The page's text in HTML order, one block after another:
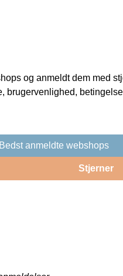
og anmeldt dem med
brugervenlighed,
Bedst anmeldte webshops
Stjerner